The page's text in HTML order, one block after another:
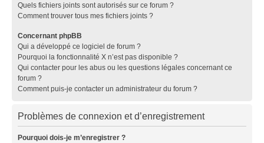
Quels fichiers joints sont autorisés sur ce forum ?
Comment trouver tous mes fichiers joints ?
Concernant phpBB
Qui a développé ce logiciel de forum ?
Pourquoi la fonctionnalité X n’est pas disponible ?
Qui contacter pour les abus ou les questions légales concernant ce
forum ?
Comment puis-je contacter un administrateur du forum ?
Problèmes de connexion et d’enregistrement
Pourquoi dois-je m’enregistrer ?